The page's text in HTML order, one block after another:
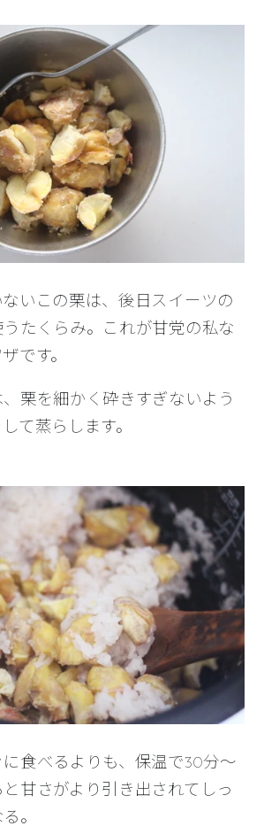
いこの栗は、後日スイーツの
うたくらみ。これが甘党の私な
です。
栗を細かく砕きすぎないよう
て蒸らします。
食べるよりも、保温で30分〜
甘さがより引き出されてしっ
。